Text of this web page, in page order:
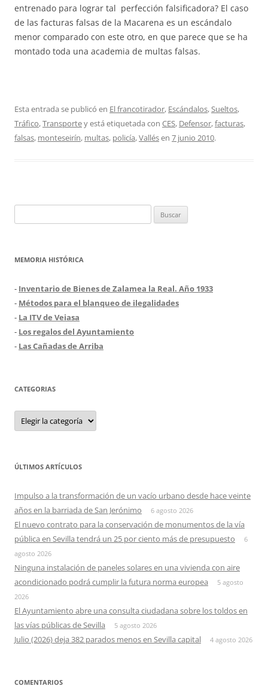
entrenado para lograr tal perfección falsificadora? El caso
de las facturas falsas de la Macarena es un escándalo
menor comparado con este otro, en que parece que se ha
montado toda una academia de multas falsas.
Esta entrada se publicó en El francotirador, Escándalos,Sueltos,
Tráfico,Transportey está etiquetada con CES, Defensor,facturas,
falsas, monteseirín, multas, policía,Vallésen 7 junio 2010.
MEMORIA HISTÓRICA
- Inventario de Bienes de Zalamea la Real. Año 1933
- Métodos para el blanqueo de ilegalidades
- La ITV de Veiasa
- Los regalos del Ayuntamiento
- Las Cañadas de Arriba
CATEGORIAS
Categorias
ÚLTIMOS ARTÍCULOS
Impulso a la transformación de un vacío urbano desde hace veinte
años en la barriada de San Jerónimo
6 agosto 2026
El nuevo contrato para la conservación de monumentos de la vía
pública en Sevilla tendrá un 25 por ciento más de presupuesto
6
agosto 2026
Ninguna instalación de paneles solares en una vivienda con aire
acondicionado podrá cumplir la futura norma europea
5 agosto
2026
El Ayuntamiento abre una consulta ciudadana sobre los toldos en
las vías públicas de Sevilla
5 agosto 2026
Julio (2026) deja 382 parados menos en Sevilla capital 4 agosto 2026
COMENTARIOS